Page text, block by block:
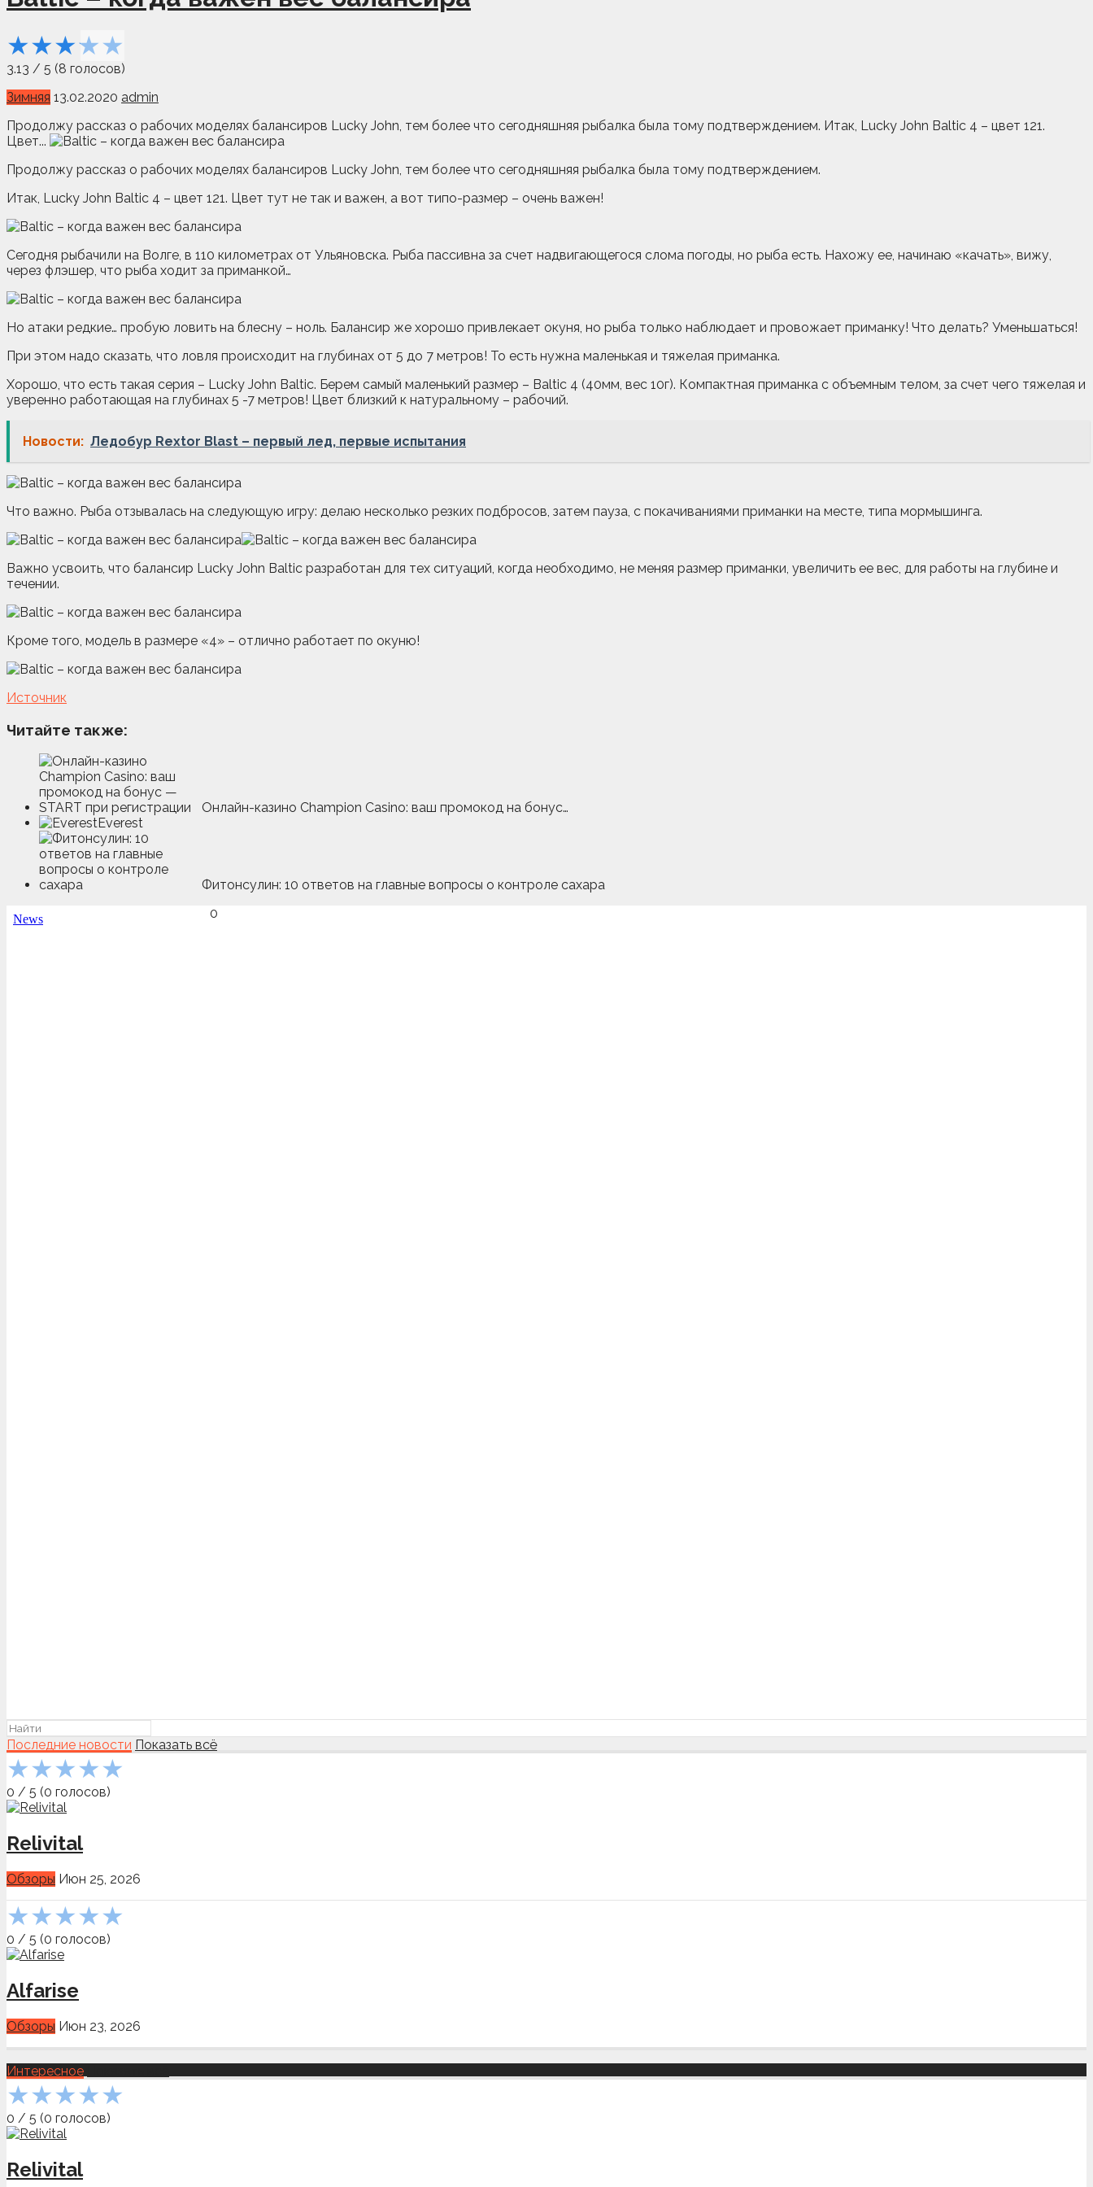
★★★★★
3.13 / 5 (8 голосов)
Зимняя 13.02.2020 admin
Продолжу рассказ о рабочих моделях балансиров Lucky John, тем более что сегодняшняя рыбалка была тому подтверждением. Итак, Lucky John Baltic 4 – цвет 121.
Цвет...
Продолжу рассказ о рабочих моделях балансиров Lucky John, тем более что сегодняшняя рыбалка была тому подтверждением.
Итак, Lucky John Baltic 4 – цвет 121. Цвет тут не так и важен, а вот типо-размер – очень важен!
Сегодня рыбачили на Волге, в 110 километрах от Ульяновска. Рыба пассивна за счет надвигающегося слома погоды, но рыба есть. Нахожу ее, начинаю «качать», вижу,
через флэшер, что рыба ходит за приманкой…
Но атаки редкие… пробую ловить на блесну – ноль. Балансир же хорошо привлекает окуня, но рыба только наблюдает и провожает приманку! Что делать? Уменьшаться!
При этом надо сказать, что ловля происходит на глубинах от 5 до 7 метров! То есть нужна маленькая и тяжелая приманка.
Хорошо, что есть такая серия – Lucky John Baltic. Берем самый маленький размер – Baltic 4 (40мм, вес 10г). Компактная приманка с объемным телом, за счет чего тяжелая и
уверенно работающая на глубинах 5 -7 метров! Цвет близкий к натуральному – рабочий.
Новости: Ледобур Rextor Blast – первый лед, первые испытания
Что важно. Рыба отзывалась на следующую игру: делаю несколько резких подбросов, затем пауза, с покачиваниями приманки на месте, типа мормышинга.
Важно усвоить, что балансир Lucky John Baltic разработан для тех ситуаций, когда необходимо, не меняя размер приманки, увеличить ее вес, для работы на глубине и
течении.
Кроме того, модель в размере «4» – отлично работает по окуню!
Источник
Читайте также:
Онлайн-казино Champion Casino: ваш промокод на бонус…
Everest
Фитонсулин: 10 ответов на главные вопросы о контроле сахара
0
Последние новости Показать всё
★★★★★
0 / 5 (0 голосов)
Relivital
Обзоры Июн 25, 2026
★★★★★
0 / 5 (0 голосов)
Alfarise
Обзоры Июн 23, 2026
Интересное
★★★★★
0 / 5 (0 голосов)
Relivital